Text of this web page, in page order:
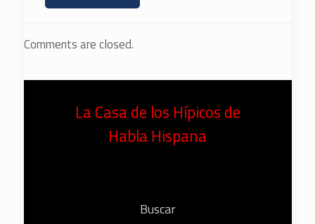
Comments are closed.
La Casa de los Hípicos de
Habla Hispana
Buscar